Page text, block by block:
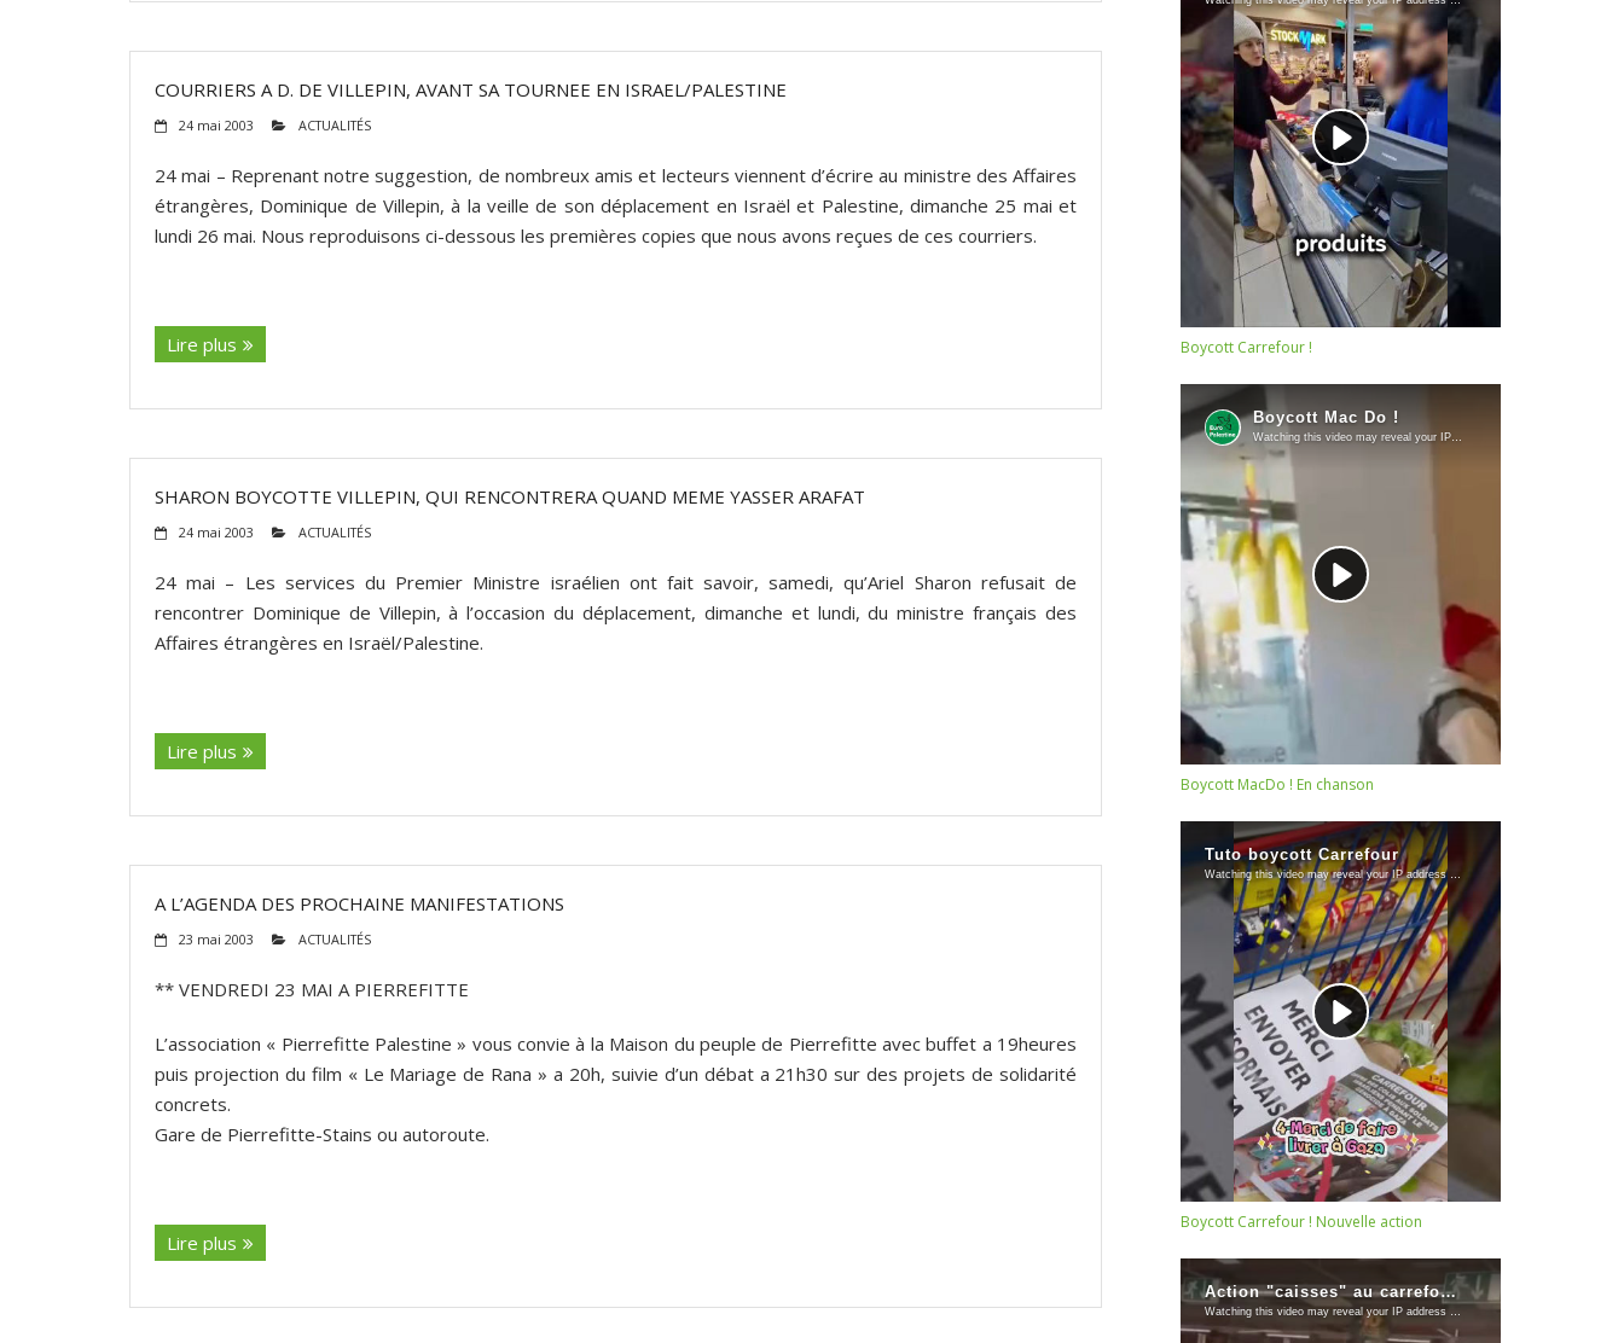
COURRIERS A D. DE VILLEPIN, AVANT SA TOURNEE EN ISRAEL/PALESTINE
24 mai 2003 ACTUALITÉS
24 mai – Reprenant notre suggestion, de nombreux amis et lecteurs viennent d’écrire au ministre des Affaires
étrangères, Dominique de Villepin, à la veille de son déplacement en Israël et Palestine, dimanche 25 mai et
lundi 26 mai. Nous reproduisons ci-dessous les premières copies que nous avons reçues de ces courriers.
Lire plus
SHARON BOYCOTTE VILLEPIN, QUI RENCONTRERA QUAND MEME YASSER ARAFAT
24 mai 2003 ACTUALITÉS
24 mai – Les services du Premier Ministre israélien ont fait savoir, samedi, qu’Ariel Sharon refusait de
rencontrer Dominique de Villepin, à l’occasion du déplacement, dimanche et lundi, du ministre français des
Affaires étrangères en Israël/Palestine.
Lire plus
A L’AGENDA DES PROCHAINE MANIFESTATIONS
23 mai 2003 ACTUALITÉS
** VENDREDI 23 MAI A PIERREFITTE
L’association « Pierrefitte Palestine » vous convie à la Maison du peuple de Pierrefitte avec buffet a 19heures
puis projection du film « Le Mariage de Rana » a 20h, suivie d’un débat a 21h30 sur des projets de solidarité
concrets.
Gare de Pierrefitte-Stains ou autoroute.
Lire plus
Boycott Carrefour !
Boycott MacDo ! En chanson
Boycott Carrefour ! Nouvelle action